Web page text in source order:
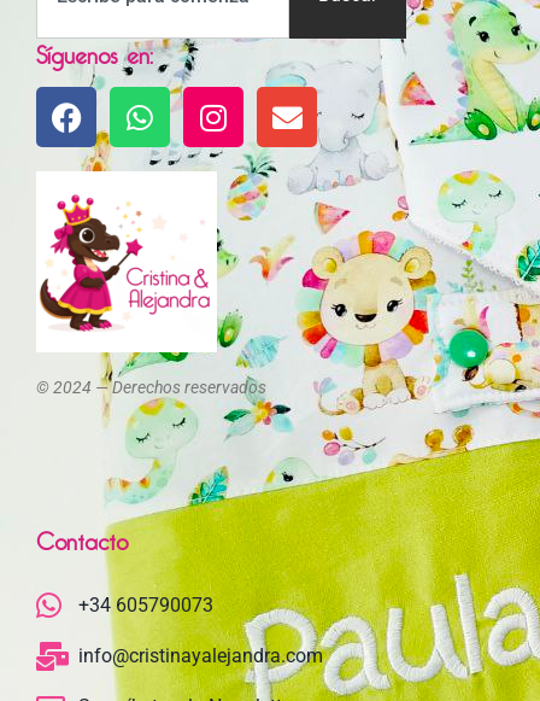
Síguenos en:
© 2024 — Derechos reservados
Contacto
+34 605790073
info@cristinayalejandra.com